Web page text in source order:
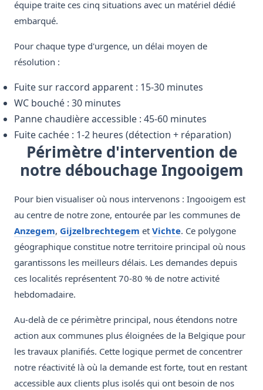
équipe traite ces cinq situations avec un matériel dédié
embarqué.
Pour chaque type d'urgence, un délai moyen de
résolution :
Fuite sur raccord apparent : 15-30 minutes
WC bouché : 30 minutes
Panne chaudière accessible : 45-60 minutes
Fuite cachée : 1-2 heures (détection + réparation)
Périmètre d'intervention de
notre débouchage Ingooigem
Pour bien visualiser où nous intervenons : Ingooigem est
au centre de notre zone, entourée par les communes de
Anzegem, Gijzelbrechtegem et Vichte. Ce polygone
géographique constitue notre territoire principal où nous
garantissons les meilleurs délais. Les demandes depuis
ces localités représentent 70-80 % de notre activité
hebdomadaire.
Au-delà de ce périmètre principal, nous étendons notre
action aux communes plus éloignées de la Belgique pour
les travaux planifiés. Cette logique permet de concentrer
notre réactivité là où la demande est forte, tout en restant
accessible aux clients plus isolés qui ont besoin de nos